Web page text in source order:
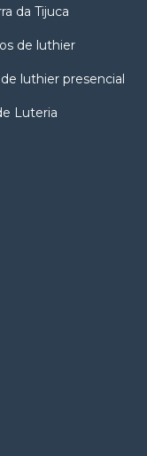
da Tijuca
de luthier
luthier presencial
Luteria